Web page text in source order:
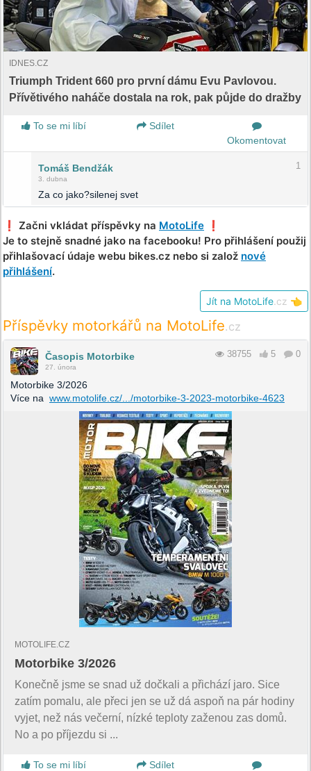
IDNES.CZ
Triumph Trident 660 pro první dámu Evu Pavlovou.
Přívětivého naháče dostala na rok, pak půjde do dražby
To se mi líbí
Sdílet
Okomentovat
Tomáš Bendžák
3. dubna
1
Za co jako?silenej svet
❗️ Začni vkládat příspěvky na MotoLife ❗️
Je to stejně snadné jako na facebooku! Pro přihlášení použij
přihlašovací údaje webu bikes.cz nebo si založ nové
přihlášení.
Jít na MotoLife .cz 👈
Příspěvky motorkářů na MotoLife.cz
Časopis Motorbike
27. února
38755 5 0
Motorbike 3/2026
Více na www.motolife.cz/.../motorbike-3-2023-motorbike-4623
MOTOLIFE.CZ
Motorbike 3/2026
Konečně jsme se snad už dočkali a přichází jaro. Sice
zatím pomalu, ale přeci jen se už dá aspoň na pár hodiny
vyjet, než nás večerní, nízké teploty zaženou zas domů.
No a po příjezdu si ...
To se mi líbí
Sdílet